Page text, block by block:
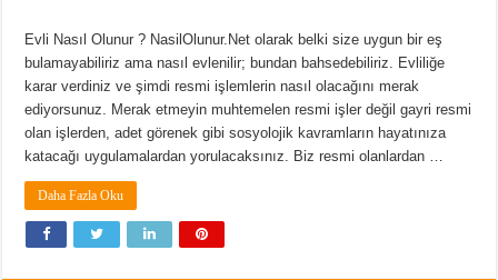
Evli Nasıl Olunur ? NasilOlunur.Net olarak belki size uygun bir eş
bulamayabiliriz ama nasıl evlenilir; bundan bahsedebiliriz. Evliliğe
karar verdiniz ve şimdi resmi işlemlerin nasıl olacağını merak
ediyorsunuz. Merak etmeyin muhtemelen resmi işler değil gayri resmi
olan işlerden, adet görenek gibi sosyolojik kavramların hayatınıza
katacağı uygulamalardan yorulacaksınız. Biz resmi olanlardan …
Daha Fazla Oku